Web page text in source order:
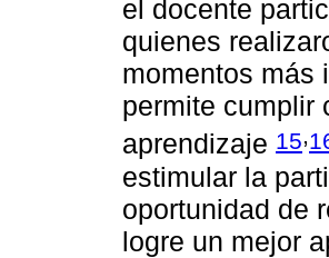
el docente
quienes
momentos más
permite cumplir
aprendizaje 15,
estimular la
oportunidad de
logre un mejor